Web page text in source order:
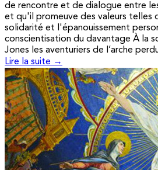
de rencontre et de dialogue entre
et qu'il promeuve des valeurs telles
solidarité et l'épanouissement
conscientisation du davantage À la
Jones les aventuriers de l’arche
Lire la suite →